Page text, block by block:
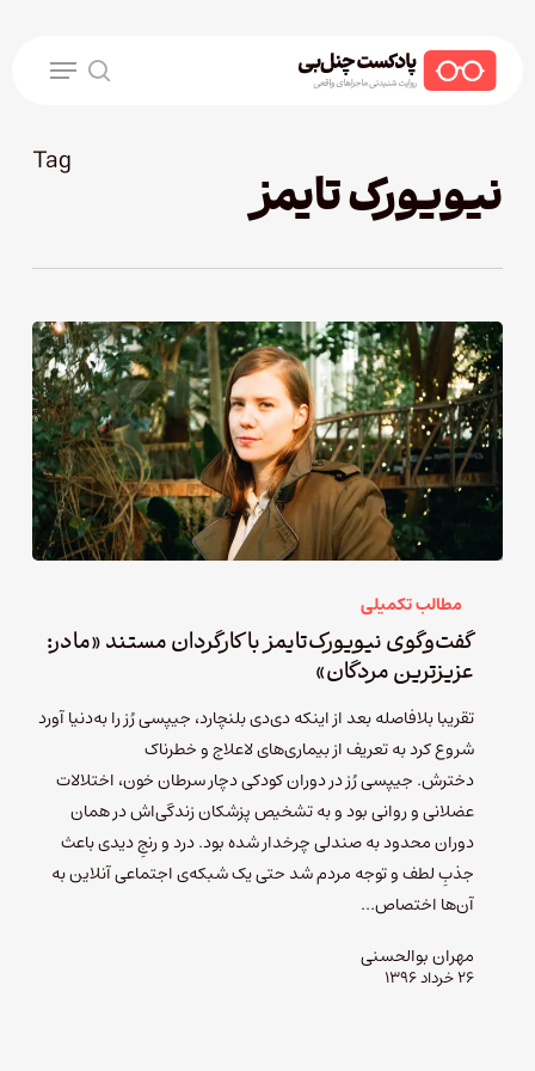
search
Menu
Tag
نیویورک تایمز
مطالب تکمیلی
گفت‌وگوی نیویورک‌تایمز با کارگردان مستند «مادر:
عزیزترین مردگان»
تقریبا بلافاصله بعد از اینکه دی‌دی بلنچارد، جیپسی رُز را به‌دنیا آورد
شروع کرد به تعریف از بیماری‌های لاعلاج و خطرناک
دخترش. جیپسی رُز در دوران کودکی دچار سرطان خون، اختلالات
عضلانی و روانی بود و به تشخیص پزشکان زندگی‌اش در همان
دوران محدود به صندلی چرخدار شده بود. درد و رنجِ دیدی باعث
جذبِ لطف و توجه مردم شد حتی یک شبکه‌ی اجتماعی آنلاین به
آن‌ها اختصاص…
مهران بوالحسنی
۲۶ خرداد ۱۳۹۶